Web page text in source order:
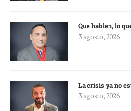
Que hablen, lo
3 agosto, 2026
La crisis ya no
3 agosto, 2026